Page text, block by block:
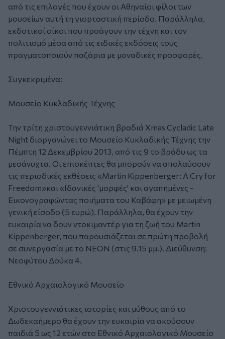
από τις επιλογές που έχουν οι Αθηναίοι φίλοι των
μουσείων αυτή τη γιορταστική περίοδο. Παράλληλα,
εκδοτικοί οίκοι που προάγουν την τέχνη και τον
πολιτισμό μέσα από τις ειδικές εκδόσεις τους
πραγματοποιούν παζάρια με μοναδικές προσφορές.
Συγκεκριμένα:
Μουσείο Κυκλαδικής Τέχνης
Την τρίτη χριστουγεννιάτικη βραδιά Xmas Cycladic Late
Night διοργανώνει το Μουσείο Κυκλαδικής Τέχνης την
Πέμπτη 12 Δεκεμβρίου 2013, από τις 9 το βράδυ ως τα
μεσάνυχτα. Οι επισκέπτες θα μπορούν να απολαύσουν
τις περιοδικές εκθέσεις «Martin Kippenberger: A Cry for
Freedom»και «Ιδανικές 'μορφές' και αγαπημένες -
Εικονογραφώντας ποιήματα του Καβάφη» με μειωμένη
γενική είσοδο (5 ευρώ). Παράλληλα, θα έχουν την
ευκαιρία να δουν ντοκιμαντέρ για τη ζωή του Martin
Kippenberger, που παρουσιάζεται σε πρώτη προβολή
σε συνεργασία με το ΝΕΟΝ (στις 9.15 μμ.). Διεύθυνση:
Νεοφύτου Δούκα 4.
Εθνικό Αρχαιολογικό Μουσείο
Χριστουγεννιάτικες ιστορίες και μύθους από το
Δωδεκαήμερο θα έχουν την ευκαιρία να ακούσουν
παιδιά 5 ως 12 ετών στο Εθνικό Αρχαιολογικό Μουσείο